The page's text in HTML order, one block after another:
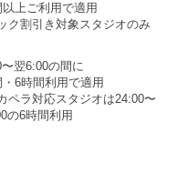
上ご利用で適用
ク割引き対象スタジオのみ
翌6:00の間に
・6時間利用で適用
ペラ対応スタジオは24:00〜
の6時間利用